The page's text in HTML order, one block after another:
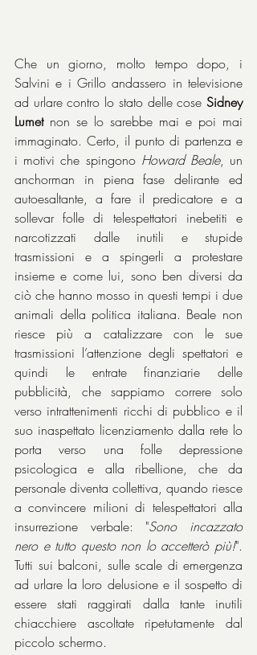
Che un giorno, molto tempo dopo, i
Salvini e i Grillo andassero in televisione
ad urlare contro lo stato delle cose Sidney
Lumet non se lo sarebbe mai e poi mai
immaginato. Certo, il punto di partenza e
i motivi che spingono Howard Beale, un
anchorman in piena fase delirante ed
autoesaltante, a fare il predicatore e a
sollevar folle di telespettatori inebetiti e
narcotizzati dalle inutili e stupide
trasmissioni e a spingerli a protestare
insieme e come lui, sono ben diversi da
ciò che hanno mosso in questi tempi i due
animali della politica italiana. Beale non
riesce più a catalizzare con le sue
trasmissioni l’attenzione degli spettatori e
quindi le entrate finanziarie delle
pubblicità, che sappiamo correre solo
verso intrattenimenti ricchi di pubblico e il
suo inaspettato licenziamento dalla rete lo
porta verso una folle depressione
psicologica e alla ribellione, che da
personale diventa collettiva, quando riesce
a convincere milioni di telespettatori alla
insurrezione verbale: "Sono incazzato
nero e tutto questo non lo accetterò più!".
Tutti sui balconi, sulle scale di emergenza
ad urlare la loro delusione e il sospetto di
essere stati raggirati dalla tante inutili
chiacchiere ascoltate ripetutamente dal
piccolo schermo.